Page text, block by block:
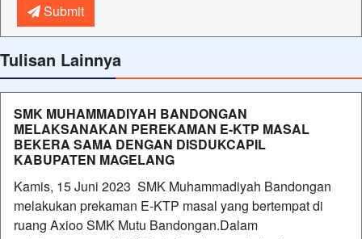
Submit
Tulisan Lainnya
SMK MUHAMMADIYAH BANDONGAN
MELAKSANAKAN PEREKAMAN E-KTP MASAL
BEKERA SAMA DENGAN DISDUKCAPIL
KABUPATEN MAGELANG
Kamis, 15 Juni 2023 SMK Muhammadiyah Bandongan
melakukan prekaman E-KTP masal yang bertempat di
ruang Axioo SMK Mutu Bandongan.Dalam